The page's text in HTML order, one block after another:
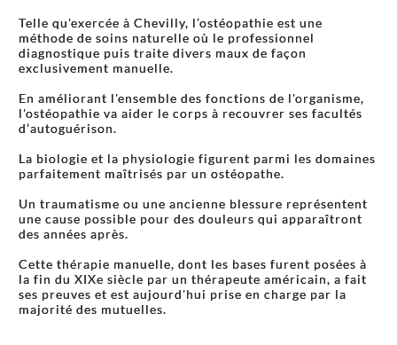
Telle qu'exercée à Chevilly, l’ostéopathie est une
méthode de soins naturelle où le professionnel
diagnostique puis traite divers maux de façon
exclusivement manuelle.
En améliorant l'ensemble des fonctions de l'organisme,
l'ostéopathie va aider le corps à recouvrer ses facultés
d’autoguérison.
La biologie et la physiologie figurent parmi les domaines
parfaitement maîtrisés par un ostéopathe.
Un traumatisme ou une ancienne blessure représentent
une cause possible pour des douleurs qui apparaîtront
des années après.
Cette thérapie manuelle, dont les bases furent posées à
la fin du XIXe siècle par un thérapeute américain, a fait
ses preuves et est aujourd'hui prise en charge par la
majorité des mutuelles.